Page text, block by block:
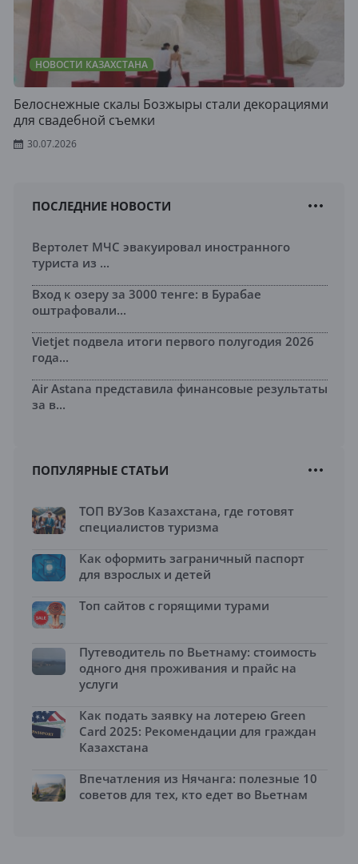
НОВОСТИ КАЗАХСТАНА
Белоснежные скалы Бозжыры стали декорациями
для свадебной съемки
30.07.2026
ПОСЛЕДНИЕ НОВОСТИ
Вертолет МЧС эвакуировал иностранного
туриста из ...
Вход к озеру за 3000 тенге: в Бурабае
оштрафовали...
Vietjet подвела итоги первого полугодия 2026
года...
Air Astana представила финансовые результаты
за в...
ПОПУЛЯРНЫЕ СТАТЬИ
ТОП ВУЗов Казахстана, где готовят
специалистов туризма
Как оформить заграничный паспорт
для взрослых и детей
Топ сайтов с горящими турами
Путеводитель по Вьетнаму: стоимость
одного дня проживания и прайс на
услуги
Как подать заявку на лотерею Green
Card 2025: Рекомендации для граждан
Казахстана
Впечатления из Нячанга: полезные 10
советов для тех, кто едет во Вьетнам